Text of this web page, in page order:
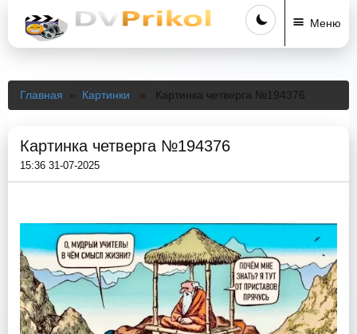
Меню
Главная » Картинки » Картинка четверга №194376
Картинка четверга №194376
15:36 31-07-2025